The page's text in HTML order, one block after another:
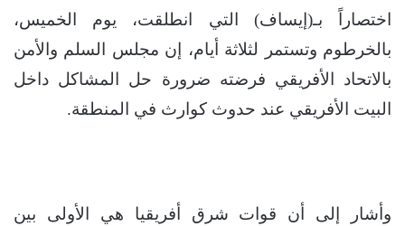
اختصاراً بـ(إيساف) التي انطلقت، يوم الخميس،
بالخرطوم وتستمر لثلاثة أيام، إن مجلس السلم والأمن
بالاتحاد الأفريقي فرضته ضرورة حل المشاكل داخل
البيت الأفريقي عند حدوث كوارث في المنطقة.
وأشار إلى أن قوات شرق أفريقيا هي الأولى بين